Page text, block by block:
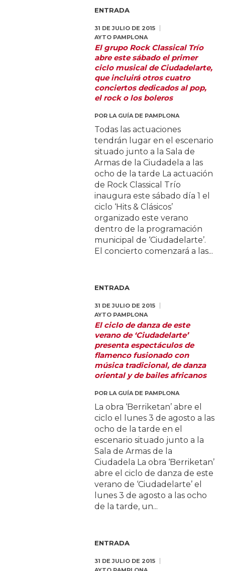
ENTRADA
31 DE JULIO DE 2015
AYTO PAMPLONA
El grupo Rock Classical Trío
abre este sábado el primer
ciclo musical de Ciudadelarte,
que incluirá otros cuatro
conciertos dedicados al pop,
el rock o los boleros
POR LA GUÍA DE PAMPLONA
Todas las actuaciones
tendrán lugar en el escenario
situado junto a la Sala de
Armas de la Ciudadela a las
ocho de la tarde La actuación
de Rock Classical Trío
inaugura este sábado día 1 el
ciclo ‘Hits & Clásicos’
organizado este verano
dentro de la programación
municipal de ‘Ciudadelarte’.
El concierto comenzará a las...
ENTRADA
31 DE JULIO DE 2015
AYTO PAMPLONA
El ciclo de danza de este
verano de ‘Ciudadelarte’
presenta espectáculos de
flamenco fusionado con
música tradicional, de danza
oriental y de bailes africanos
POR LA GUÍA DE PAMPLONA
La obra ‘Berriketan’ abre el
ciclo el lunes 3 de agosto a las
ocho de la tarde en el
escenario situado junto a la
Sala de Armas de la
Ciudadela La obra ‘Berriketan’
abre el ciclo de danza de este
verano de ‘Ciudadelarte’ el
lunes 3 de agosto a las ocho
de la tarde, un...
ENTRADA
31 DE JULIO DE 2015